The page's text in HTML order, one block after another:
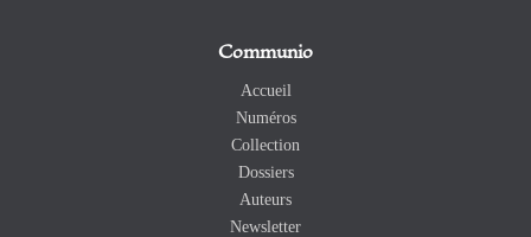
Communio
Accueil
Numéros
Collection
Dossiers
Auteurs
Newsletter